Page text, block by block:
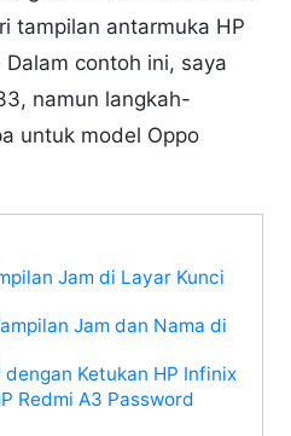
tampilan antarmuka HP
contoh ini, saya
namun langkah-
untuk model Oppo
Jam di Layar Kunci
Jam dan Nama di
dengan Ketukan HP Infinix
Redmi A3 Password